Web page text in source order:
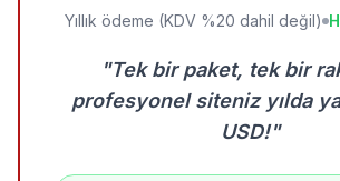
Yıllık ödeme (KDV %20 dahil değil)
"Tek bir paket, tek bir
profesyonel siteniz yılda
USD!"